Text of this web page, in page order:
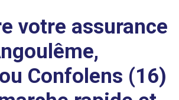
votre assurance
Confolens (16)
rapide et